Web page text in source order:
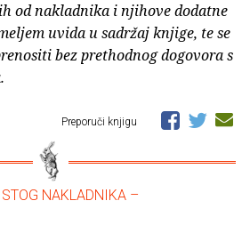
od nakladnika i njihove dodatne
uvida u sadržaj knjige, te se
bez prethodnog dogovora s
Preporuči knjigu
NAKLADNIKA –